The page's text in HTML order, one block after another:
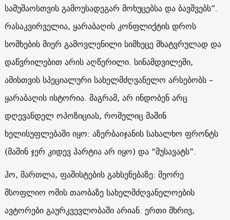
სამუშაოსთვის გამოუსადეგარ მოხუცებსა და ბავშვებს”.
რასაკვირველია, ყარაბაღის კონფლიქტის დროს
სომხების მიერ გამოვლენილი სიმხეცე მხატვრულად და
დაწვრილებით არის აღწერილი. სინამდვილეში,
ამისთვის სპეციალური სახელმძღვანელო არსებობს –
ყარაბაღის ისტორია. მაგრამ, არ ინდობენ არც
დღევანდელ ოპოზიციას, რომელიც მაშინ
ხელისუფლებაში იყო: აზერბაიჯანის სახალხო ფრონტს
(მაშინ ჯერ კიდევ პარტია არ იყო) და “მუსავატს”.
ჰო, მართლა, ფაშისტების გახსენებაზე: მეორე
მსოფლიო ომის თაობაზე სახელმძღვანელოების
ავტორები გაურკვევლობაში არიან. ერთი მხრივ,